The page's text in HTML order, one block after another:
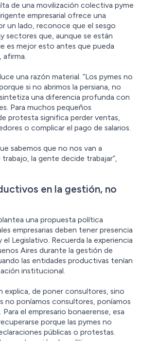
de una movilización colectiva pyme
empresarial ofrece una
un lado, reconoce que el sesgo
sectores que, aunque se están
es mejor esto antes que pueda
afirma.
una razón material. “Los pymes no
si no abrimos la persiana, no
una diferencia profunda con
Para muchos pequeños
protesta significa perder ventas,
o complicar el pago de salarios.
sabemos que no nos van a
la gente decide trabajar”,
en la gestión, no
una propuesta política
empresarias deben tener presencia
Legislativo. Recuerda la experiencia
Aires durante la gestión de
las entidades productivas tenían
institucional.
explica, de poner consultores, sino
no poníamos consultores, poníamos
el empresario bonaerense, esa
porque las pymes no
públicas o protestas.